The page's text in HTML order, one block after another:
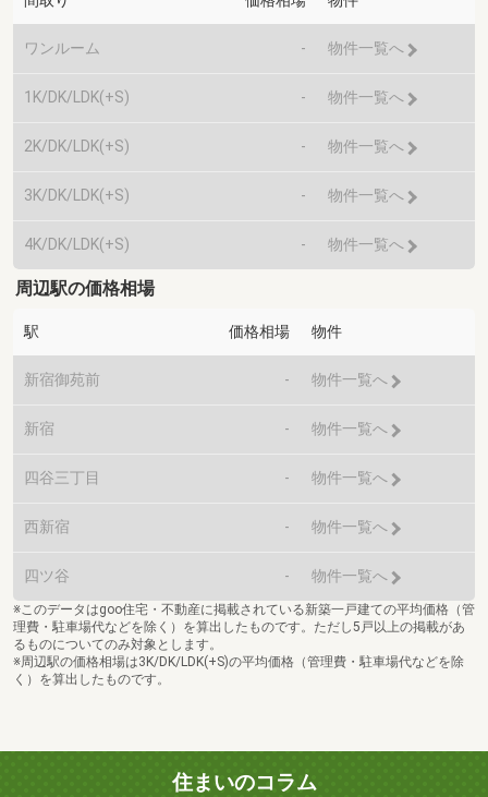
ワンルーム - 物件一覧へ
1K/DK/LDK(+S) - 物件一覧へ
2K/DK/LDK(+S) - 物件一覧へ
3K/DK/LDK(+S) - 物件一覧へ
4K/DK/LDK(+S) - 物件一覧へ
周辺駅の価格相場
駅 価格相場 物件
新宿御苑前 - 物件一覧へ
新宿 - 物件一覧へ
四谷三丁目 - 物件一覧へ
西新宿 - 物件一覧へ
四ツ谷 - 物件一覧へ
※このデータはgoo住宅・不動産に掲載されている新築一戸建ての平均価格（管
理費・駐車場代などを除く）を算出したものです。ただし5戸以上の掲載があ
るものについてのみ対象とします。
※周辺駅の価格相場は3K/DK/LDK(+S)の平均価格（管理費・駐車場代などを除
く）を算出したものです。
住まいのコラム